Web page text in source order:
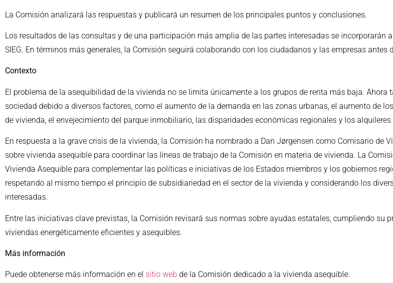
La Comisión analizará las respuestas y publicará un resumen de los principales puntos y conclusiones.
Los resultados de las consultas y de una participación más amplia de las partes interesadas se incorporarán
SIEG. En términos más generales, la Comisión seguirá colaborando con los ciudadanos y las empresas antes
Contexto
El problema de la asequibilidad de la vivienda no se limita únicamente a los grupos de renta más baja.
sociedad debido a diversos factores, como el aumento de la demanda en las zonas urbanas, el aumento de
de vivienda, el envejecimiento del parque inmobiliario, las disparidades económicas regionales y los
En respuesta a la grave crisis de la vivienda, la Comisión ha nombrado a Dan Jørgensen como Comisario de
sobre vivienda asequible para coordinar las líneas de trabajo de la Comisión en materia de vivienda. La
Vivienda Asequible para complementar las políticas e iniciativas de los Estados miembros y los gobiernos
respetando al mismo tiempo el principio de subsidiariedad en el sector de la vivienda y considerando los
interesadas.
Entre las iniciativas clave previstas, la Comisión revisará sus normas sobre ayudas estatales, cumpliendo su
viviendas energéticamente eficientes y asequibles.
Más información
Puede obtenerse más información en el sitio web de la Comisión dedicado a la vivienda asequible.